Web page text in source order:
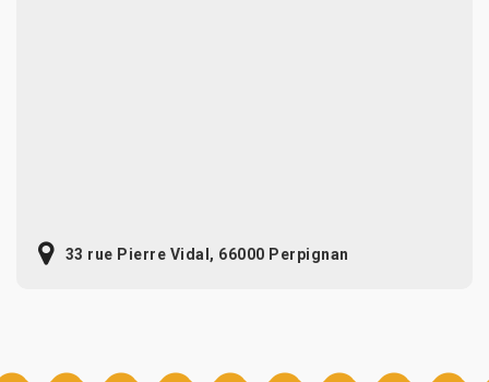
33 rue Pierre Vidal, 66000 Perpignan